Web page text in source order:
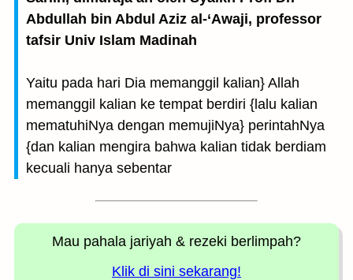
Abdullah bin Abdul Aziz al-‘Awaji, professor
tafsir Univ Islam Madinah
Yaitu pada hari Dia memanggil kalian} Allah
memanggil kalian ke tempat berdiri {lalu kalian
mematuhiNya dengan memujiNya} perintahNya
{dan kalian mengira bahwa kalian tidak berdiam
kecuali hanya sebentar
Mau pahala jariyah & rezeki berlimpah?
Klik di sini sekarang!